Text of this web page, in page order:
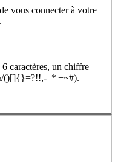
vous connecter à votre
caractères, un chiffre
()[]{}=?!!,-_*|+~#).